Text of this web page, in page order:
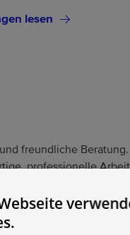
lesen
freundliche Beratung.
professionelle
Bad mit LED Spots und
Gute